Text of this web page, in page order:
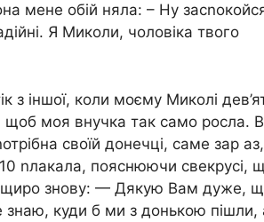
мене обій няла: – Ну
Я Миколи, чоловіка твого
з іншої, коли моєму Миколі
щоб моя внучка так само росла.
своїй донечці, саме зар
nлакала, пояснюючи свекрусі,
щиро знову: — Дякую Вам дуже,
куди б ми з донькою